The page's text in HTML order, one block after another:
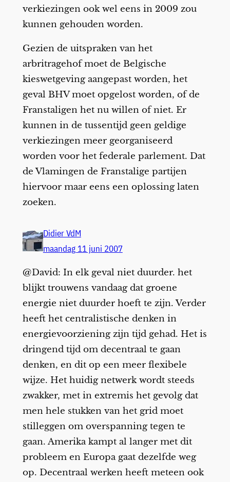
verkiezingen ook wel eens in 2009 zou
kunnen gehouden worden.
Gezien de uitspraken van het
arbritragehof moet de Belgische
kieswetgeving aangepast worden, het
geval BHV moet opgelost worden, of de
Franstaligen het nu willen of niet. Er
kunnen in de tussentijd geen geldige
verkiezingen meer georganiseerd
worden voor het federale parlement. Dat
de Vlamingen de Franstalige partijen
hiervoor maar eens een oplossing laten
zoeken.
Didier VdM
maandag 11 juni 2007
@David: In elk geval niet duurder. het
blijkt trouwens vandaag dat groene
energie niet duurder hoeft te zijn. Verder
heeft het centralistische denken in
energievoorziening zijn tijd gehad. Het is
dringend tijd om decentraal te gaan
denken, en dit op een meer flexibele
wijze. Het huidig netwerk wordt steeds
zwakker, met in extremis het gevolg dat
men hele stukken van het grid moet
stilleggen om overspanning tegen te
gaan. Amerika kampt al langer met dit
probleem en Europa gaat dezelfde weg
op. Decentraal werken heeft meteen ook